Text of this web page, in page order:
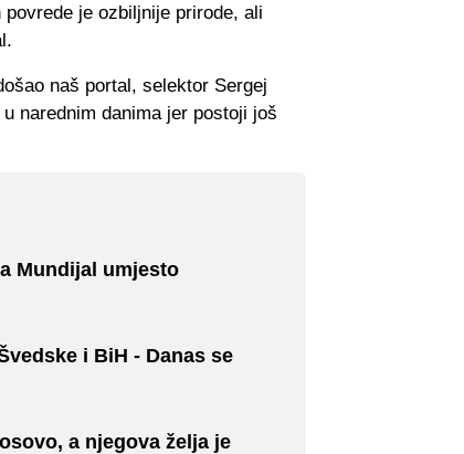
je ozbiljnije prirode, ali
naš portal, selektor Sergej
narednim danima jer postoji još
Mundijal umjesto
i BiH - Danas se
a njegova želja je